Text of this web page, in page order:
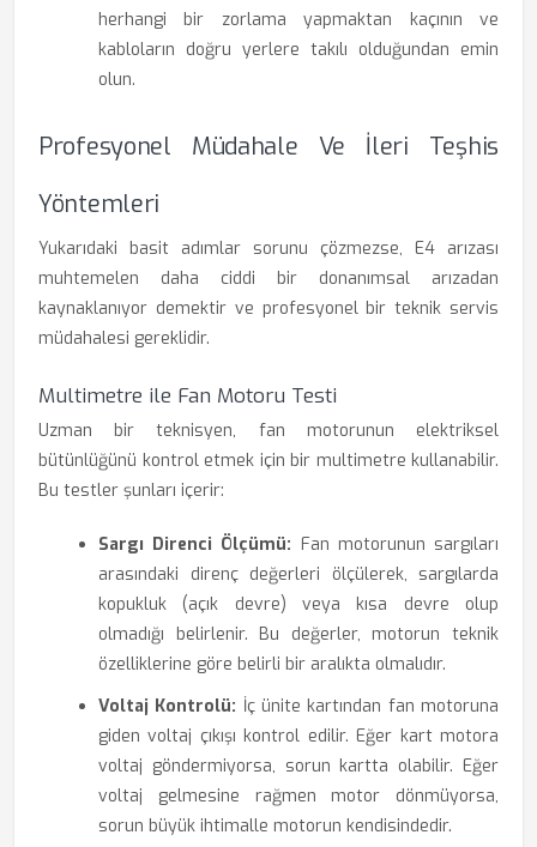
herhangi bir zorlama yapmaktan kaçının ve
kabloların doğru yerlere takılı olduğundan emin
olun.
Profesyonel Müdahale Ve İleri Teşhis
Yöntemleri
Yukarıdaki basit adımlar sorunu çözmezse, E4 arızası
muhtemelen daha ciddi bir donanımsal arızadan
kaynaklanıyor demektir ve profesyonel bir teknik servis
müdahalesi gereklidir.
Multimetre ile Fan Motoru Testi
Uzman bir teknisyen, fan motorunun elektriksel
bütünlüğünü kontrol etmek için bir multimetre kullanabilir.
Bu testler şunları içerir:
Sargı Direnci Ölçümü: Fan motorunun sargıları
arasındaki direnç değerleri ölçülerek, sargılarda
kopukluk (açık devre) veya kısa devre olup
olmadığı belirlenir. Bu değerler, motorun teknik
özelliklerine göre belirli bir aralıkta olmalıdır.
Voltaj Kontrolü: İç ünite kartından fan motoruna
giden voltaj çıkışı kontrol edilir. Eğer kart motora
voltaj göndermiyorsa, sorun kartta olabilir. Eğer
voltaj gelmesine rağmen motor dönmüyorsa,
sorun büyük ihtimalle motorun kendisindedir.